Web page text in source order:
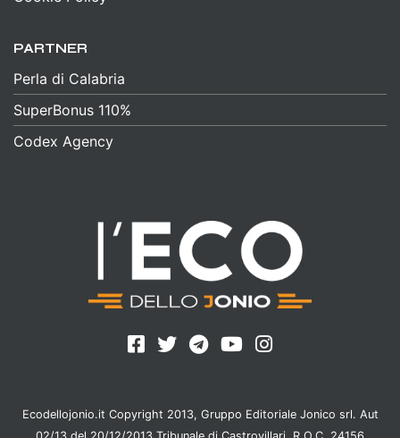
PARTNER
Perla di Calabria
SuperBonus 110%
Codex Agency
Ecodellojonio.it Copyright 2013, Gruppo Editoriale Jonico srl. Aut